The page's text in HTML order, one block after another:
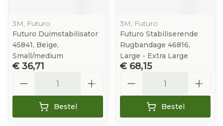
3M, Futuro
Futuro Duimstabilisator
45841, Beige,
Small/medium
€ 36,71
Bestel
3M, Futuro
Futuro Stabiliserende
Rugbandage 46816,
Large - Extra Large
€ 68,15
Bestel